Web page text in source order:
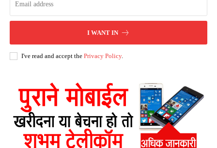
I WANT IN
I've read and accept the Privacy Policy.